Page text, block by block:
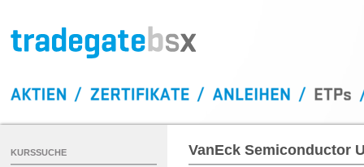
VanEck Semiconductor
KURSSUCHE